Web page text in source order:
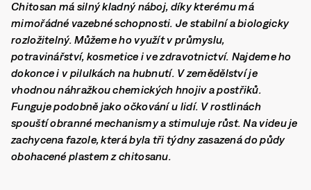
Chitosan má silný kladný náboj, díky kterému má
mimořádné vazebné schopnosti. Je stabilní a biologicky
rozložitelný. Můžeme ho využít v průmyslu,
potravinářství, kosmetice i ve zdravotnictví. Najdeme ho
dokonce i v pilulkách na hubnutí. V zemědělství je
vhodnou náhražkou chemických hnojiv a postřiků.
Funguje podobně jako očkování u lidí. V rostlinách
spouští obranné mechanismy a stimuluje růst. Na videu je
zachycena fazole, která byla tři týdny zasazená do půdy
obohacené plastem z chitosanu.